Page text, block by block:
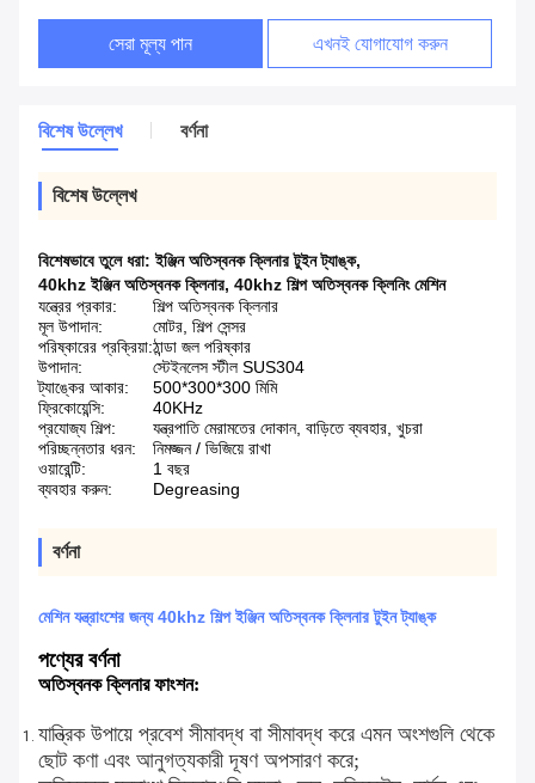
সেরা মূল্য পান এখনই যোগাযোগ করুন
বিশেষ উল্লেখ বর্ণনা
বিশেষ উল্লেখ
বিশেষভাবে তুলে ধরা:ইঞ্জিন অতিস্বনক ক্লিনার টুইন ট্যাঙ্ক,
40khz ইঞ্জিন অতিস্বনক ক্লিনার, 40khz শিল্প অতিস্বনক ক্লিনিং মেশিন
যন্ত্রের প্রকার:
শিল্প অতিস্বনক ক্লিনার
মূল উপাদান:
মোটর, শিল্প সেন্সর
পরিষ্কারের প্রক্রিয়া:ঠান্ডা জল পরিষ্কার
উপাদান:
স্টেইনলেস স্টীল SUS304
ট্যাঙ্কের আকার:
500*300*300 মিমি
ফ্রিকোয়েন্সি:
40KHz
প্রযোজ্য শিল্প:
যন্ত্রপাতি মেরামতের দোকান, বাড়িতে ব্যবহার, খুচরা
পরিচ্ছন্নতার ধরন:
নিমজ্জন / ভিজিয়ে রাখা
ওয়ারেন্টি:
1 বছর
ব্যবহার করুন:
Degreasing
বর্ণনা
মেশিন যন্ত্রাংশের জন্য 40khz শিল্প ইঞ্জিন অতিস্বনক ক্লিনার টুইন ট্যাঙ্ক
পণ্যের বর্ণনা
অতিস্বনক ক্লিনার ফাংশন:
যান্ত্রিক উপায়ে প্রবেশ সীমাবদ্ধ বা সীমাবদ্ধ করে এমন অংশগুলি থেকে
ছোট কণা এবং আনুগত্যকারী দূষণ অপসারণ করে;